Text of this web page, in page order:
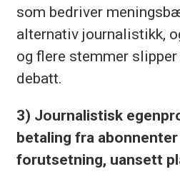
som bedriver
alternativ journalistikk,
og flere stemmer
debatt.
3) Journalistisk
betaling fra
forutsetning, uansett